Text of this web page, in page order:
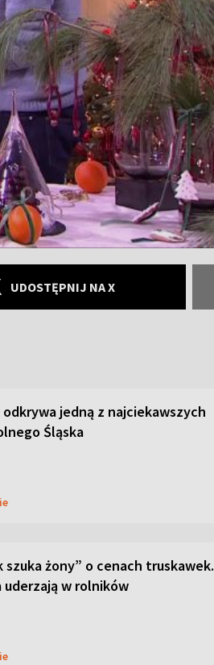
UDOSTĘPNIJ NA X
odkrywa jedną z najciekawszych
Śląska
szuka żony” o cenach truskawek.
uderzają w rolników